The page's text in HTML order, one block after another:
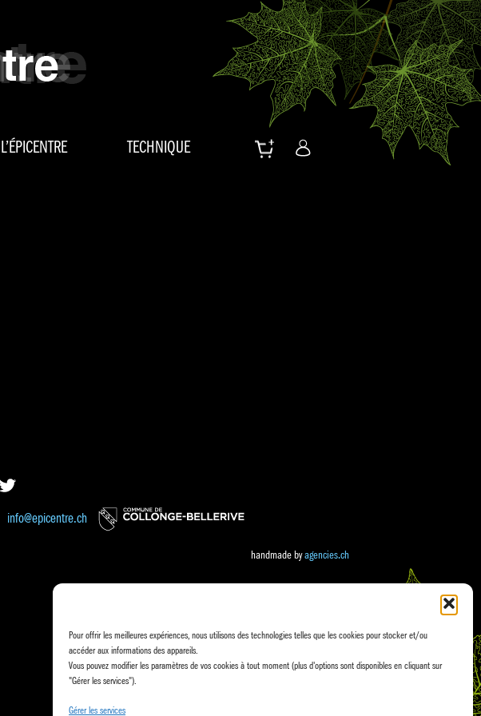
Pour offrir les meilleures expériences, nous utilisons des technologies telles que les cookies pour stocker et/ou
accéder aux informations des appareils.
Vous pouvez modifier les paramètres de vos cookies à tout moment (plus d'options sont disponibles en cliquant sur
"Gérer les services").
Gérer les services
L’ÉPICENTRE TECHNIQUE
info@epicentre.ch
handmade byagencies.ch